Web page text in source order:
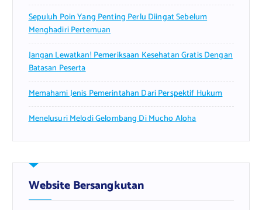
Sepuluh Poin Yang Penting Perlu Diingat Sebelum
Menghadiri Pertemuan
Jangan Lewatkan! Pemeriksaan Kesehatan Gratis Dengan
Batasan Peserta
Memahami Jenis Pemerintahan Dari Perspektif Hukum
Menelusuri Melodi Gelombang Di Mucho Aloha
Website Bersangkutan